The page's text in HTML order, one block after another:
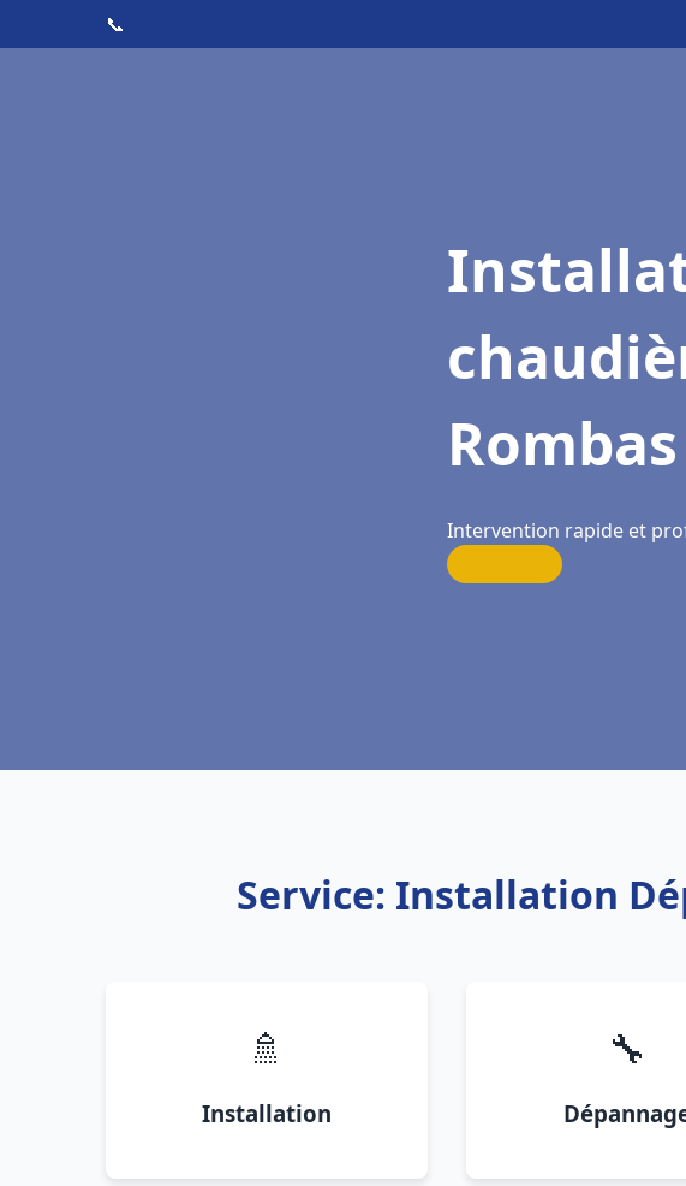
📞
Rombas
Intervention rapide et
Service: Installation
🚿
Installation
🔧